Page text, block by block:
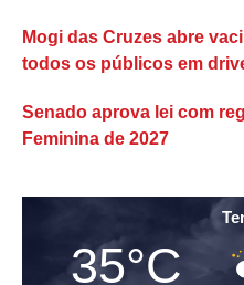
Mogi das Cruzes abre
todos os públicos em
Senado aprova lei com
Feminina de 2027
35°C